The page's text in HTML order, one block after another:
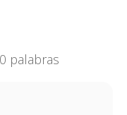
palabras